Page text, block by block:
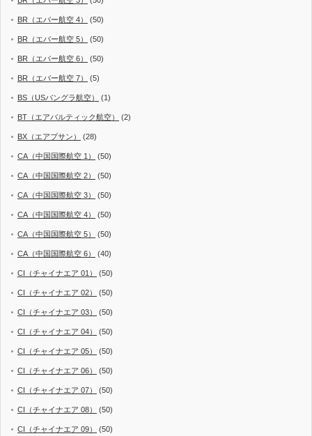
BR（エバー航空 4） (50)
BR（エバー航空 5） (50)
BR（エバー航空 6） (50)
BR（エバー航空 7） (5)
BS（USバングラ航空） (1)
BT（エアバルティック航空） (2)
BX（エアプサン） (28)
CA（中国国際航空 1） (50)
CA（中国国際航空 2） (50)
CA（中国国際航空 3） (50)
CA（中国国際航空 4） (50)
CA（中国国際航空 5） (50)
CA（中国国際航空 6） (40)
CI（チャイナエア 01） (50)
CI（チャイナエア 02） (50)
CI（チャイナエア 03） (50)
CI（チャイナエア 04） (50)
CI（チャイナエア 05） (50)
CI（チャイナエア 06） (50)
CI（チャイナエア 07） (50)
CI（チャイナエア 08） (50)
CI（チャイナエア 09） (50)